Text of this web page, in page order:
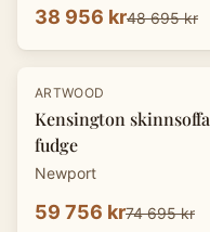
38 956 kr48 695 kr
-20%
ARTWOOD
Kensington skinnsoffa
fudge
Newport
59 756 kr74 695 kr